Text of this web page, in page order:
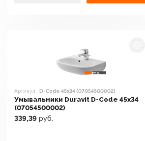
Артикул: D-Code 45x34 (07054500002)
Умывальники Duravit D-Code 45x34
(07054500002)
339,39 руб.